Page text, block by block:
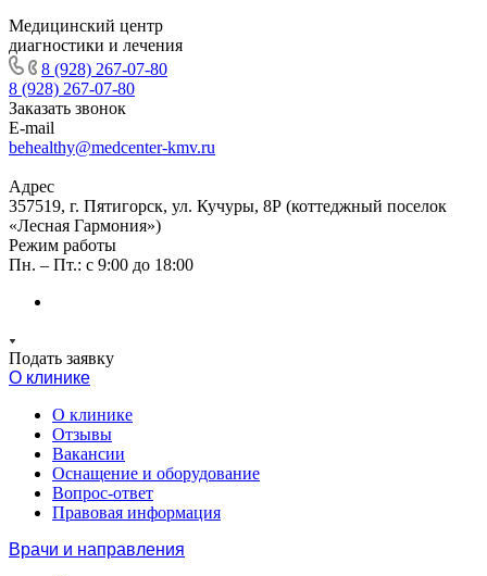
Медицинский центр
диагностики и лечения
8 (928) 267-07-80
8 (928) 267-07-80
Заказать звонок
E-mail
behealthy@medcenter-kmv.ru
Адрес
357519, г. Пятигорск, ул. Кучуры, 8Р (коттеджный поселок
«Лесная Гармония»)
Режим работы
Пн. – Пт.: с 9:00 до 18:00
Подать заявку
О клинике
О клинике
Отзывы
Вакансии
Оснащение и оборудование
Вопрос-ответ
Правовая информация
Врачи и направления